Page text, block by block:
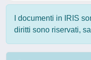
I documenti in IRIS
diritti sono riservati,